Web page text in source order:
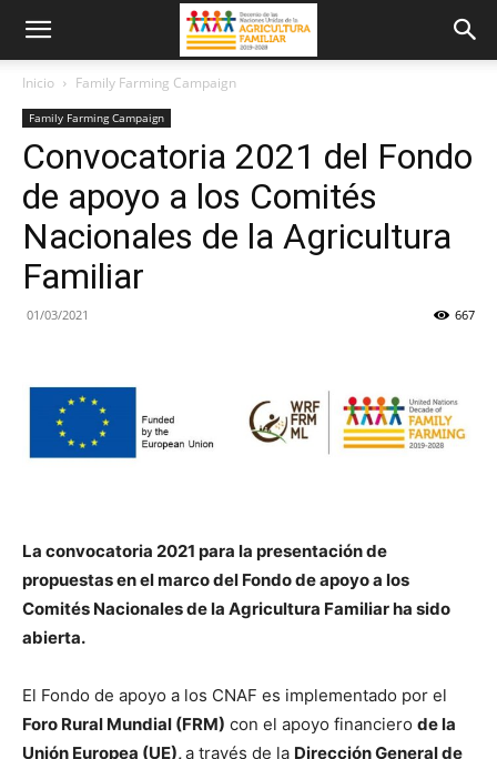
Inicio Family Farming Campaign
Family Farming Campaign
Convocatoria 2021 del Fondo
de apoyo a los Comités
Nacionales de la Agricultura
Familiar
01/03/2021 667
La convocatoria 2021 para la presentación de
propuestas en el marco del Fondo de apoyo a los
Comités Nacionales de la Agricultura Familiar ha sido
abierta.
El Fondo de apoyo a los CNAF es implementado por el
Foro Rural Mundial (FRM) con el apoyo financiero de la
Unión Europea (UE),a través de la Dirección General de